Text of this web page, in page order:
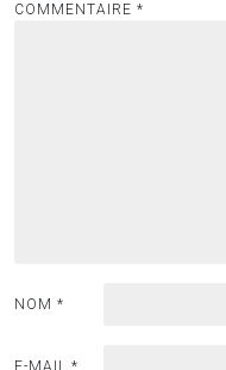
COMMENTAIRE *
NOM *